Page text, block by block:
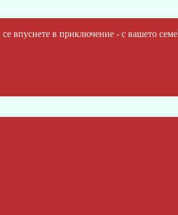
в приключение - с вашето